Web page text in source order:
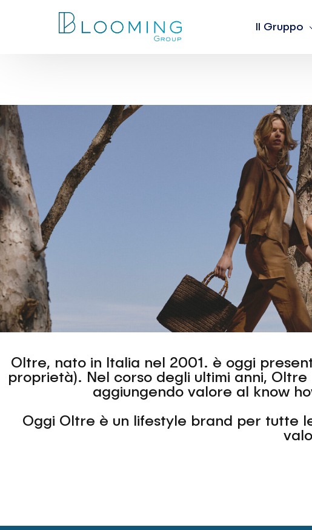
Il Gruppo
I valori
Leadership
People
Oltre, nato in Italia nel 2001. è oggi
proprietà). Nel corso degli ultimi anni,
aggiungendo valore al know
Oggi Oltre è un lifestyle brand per tutte